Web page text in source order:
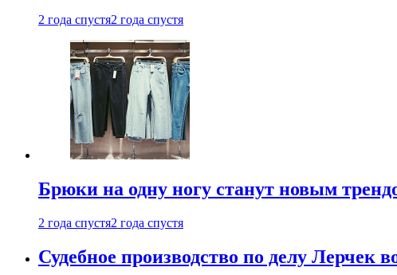
2 года спустя2 года спустя
Брюки на одну ногу станут новым
2 года спустя2 года спустя
Судебное производство по делу Лерчек